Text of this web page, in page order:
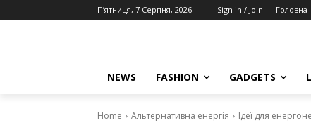
П’ятниця, 7 Серпня, 2026 Sign in / Join Головна
NEWS FASHION GADGETS
Home Альтернативна енергія Ідеї для